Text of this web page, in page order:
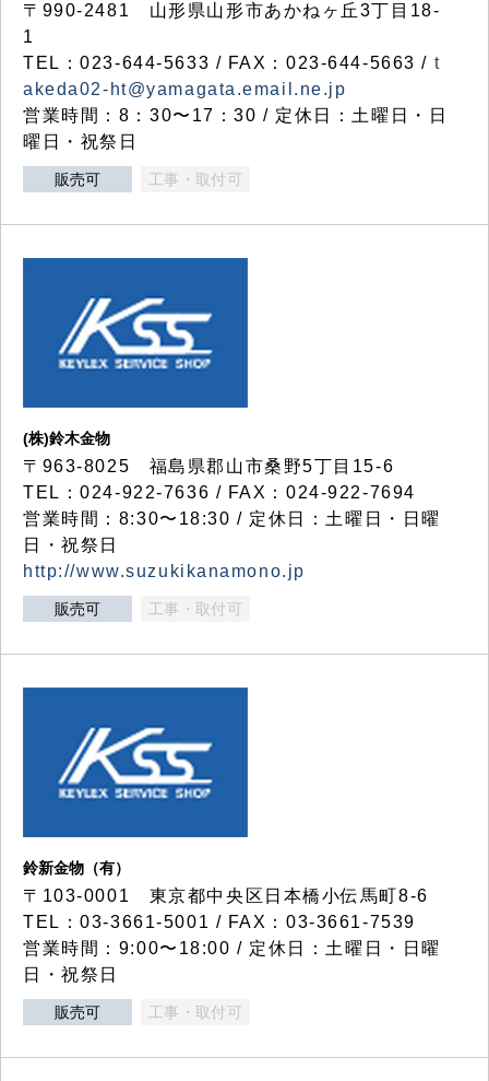
〒990-2481 山形県山形市あかねヶ丘3丁目18-
1
TEL：023-644-5633 / FAX：023-644-5663 / t
akeda02-ht@yamagata.email.ne.jp
営業時間：8：30〜17：30 / 定休日：土曜日・日
曜日・祝祭日
販売可 工事・取付可
(株)鈴木金物
〒963-8025 福島県郡山市桑野5丁目15-6
TEL：024-922-7636 / FAX：024-922-7694
営業時間：8:30〜18:30 / 定休日：土曜日・日曜
日・祝祭日
http://www.suzukikanamono.jp
販売可 工事・取付可
鈴新金物（有）
〒103-0001 東京都中央区日本橋小伝馬町8-6
TEL：03-3661-5001 / FAX：03-3661-7539
営業時間：9:00〜18:00 / 定休日：土曜日・日曜
日・祝祭日
販売可 工事・取付可